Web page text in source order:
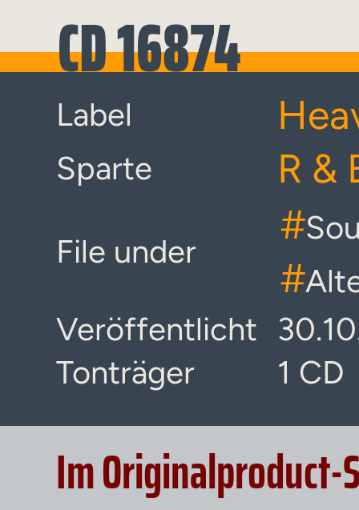
CD 16874
Label
Sparte R &
File under
#
#
Veröffentlicht
Tonträger
1 CD
Im